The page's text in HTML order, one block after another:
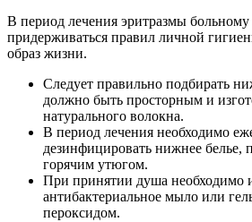
В период лечения эритразмы больному
придерживаться правил личной
образ жизни.
Следует правильно подбирать
должно быть просторным и
натурального волокна.
В период лечения необходимо
дезинфицировать нижнее белье,
горячим утюгом.
При принятии душа необходимо
антибактериальное мыло или
пероксидом.